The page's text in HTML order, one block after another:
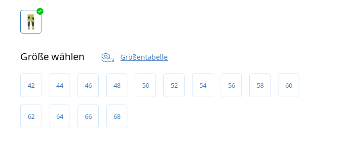
Größe wählen Größentabelle
42 44 46 48 50 52 54 56 58 60
62 64 66 68